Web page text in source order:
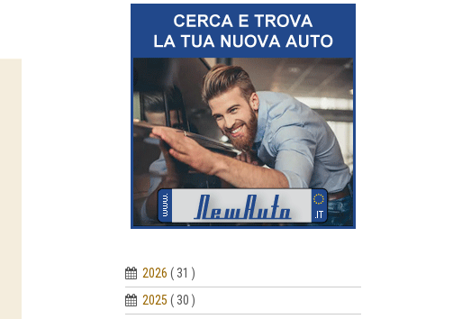
2026 ( 31 )
2025 ( 30 )